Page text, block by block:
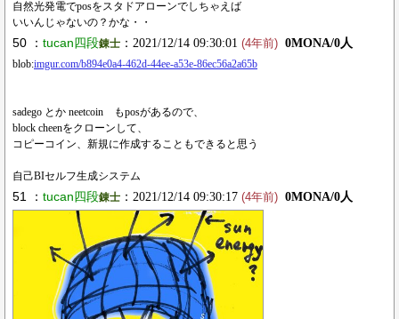
自然光発電でposをスタドアローンでしちゃえば
いいんじゃないの？かな・・
50 ： tucan四段錬士 ：2021/12/14 09:30:01 (4年前) 0MONA/0人
blob:imgur.com/b894e0a4-462d-44ee-a53e-86ec56a2a65b
sadego とか neetcoin もposがあるので、
block cheenをクローンして、
コピーコイン、新規に作成することもできると思う
自己BIセルフ生成システム
51 ： tucan四段錬士 ：2021/12/14 09:30:17 (4年前) 0MONA/0人